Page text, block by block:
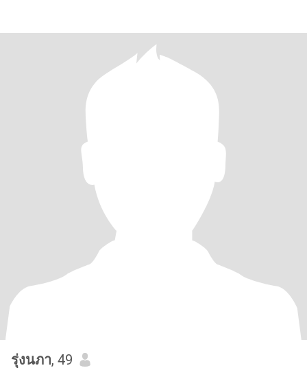
รุ่งนภา, 49